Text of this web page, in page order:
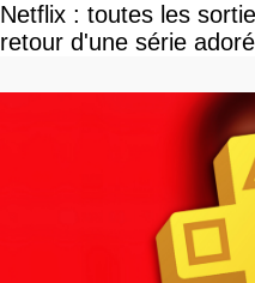
Netflix : toutes les
retour d'une série